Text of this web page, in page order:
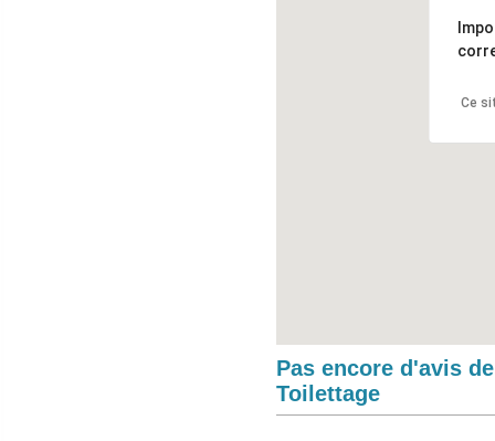
Ce
Pas encore d'avis
Toilettage